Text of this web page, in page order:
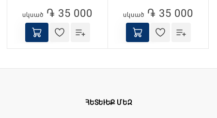
սկսած ֏ 35 000 սկսած ֏ 35 000
ՀԵՏԵՒԵՔ ՄԵԶ